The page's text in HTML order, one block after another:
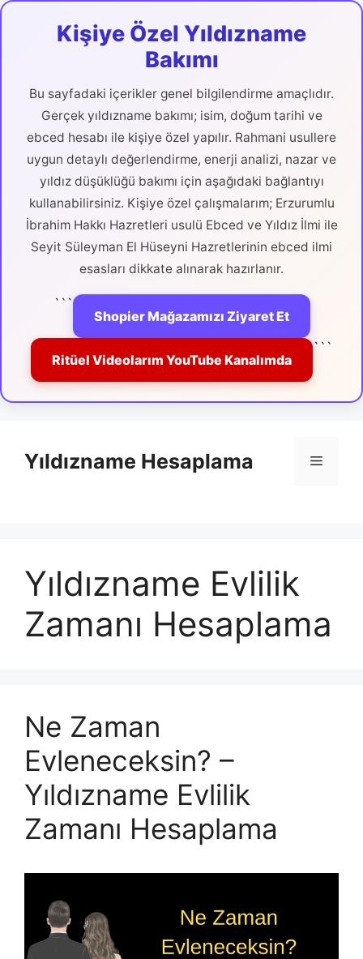
Kişiye Özel Yıldızname
Bakımı
Bu sayfadaki içerikler genel bilgilendirme amaçlıdır.
Gerçek yıldızname bakımı; isim, doğum tarihi ve
ebced hesabı ile kişiye özel yapılır. Rahmani usullere
uygun detaylı değerlendirme, enerji analizi, nazar ve
yıldız düşüklüğü bakımı için aşağıdaki bağlantıyı
kullanabilirsiniz. Kişiye özel çalışmalarım; Erzurumlu
İbrahim Hakkı Hazretleri usulü Ebced ve Yıldız İlmi ile
Seyit Süleyman El Hüseyni Hazretlerinin ebced ilmi
esasları dikkate alınarak hazırlanır.
```
Shopier Mağazamızı Ziyaret Et
Ritüel Videolarım YouTube Kanalımda
```
Yıldızname Hesaplama Menü
Yıldızname Evlilik
Zamanı Hesaplama
Ne Zaman
Evleneceksin? –
Yıldızname Evlilik
Zamanı Hesaplama